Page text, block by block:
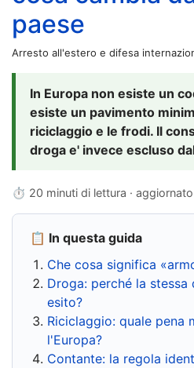
paese
Arresto all'estero e difesa
In Europa non esiste un
esiste un pavimento
riciclaggio e le frodi. Il
droga e' invece escluso
⏱ 20 minuti di lettura ·
📋 In questa guida
Che cosa significa
Droga: perché la stessa
esito?
Riciclaggio: quale pena
l'Europa?
Contante: la regola